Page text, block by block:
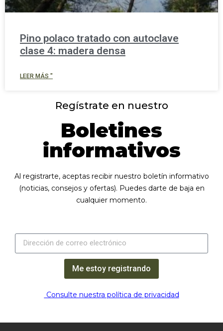
Pino polaco tratado con autoclave
clase 4: madera densa
LEER MÁS "
Regístrate en nuestro
Boletines
informativos
Al registrarte, aceptas recibir nuestro boletín informativo
(noticias, consejos y ofertas). Puedes darte de baja en
cualquier momento.
Me estoy registrando
Consulte nuestra política de privacidad